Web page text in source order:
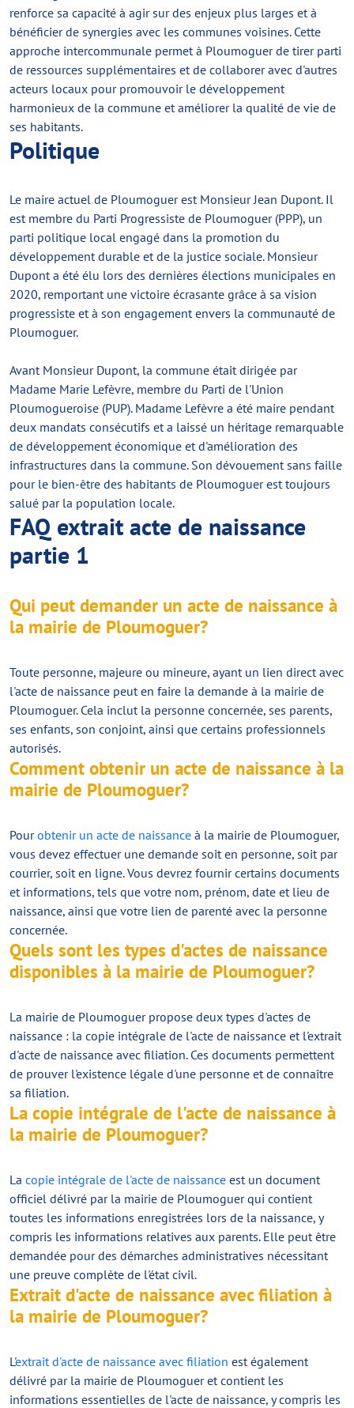
renforce sa capacité à agir sur des enjeux plus larges et à
bénéficier de synergies avec les communes voisines. Cette
approche intercommunale permet à Ploumoguer de tirer parti
de ressources supplémentaires et de collaborer avec d'autres
acteurs locaux pour promouvoir le développement
harmonieux de la commune et améliorer la qualité de vie de
ses habitants.
Politique
Le maire actuel de Ploumoguer est Monsieur Jean Dupont. Il
est membre du Parti Progressiste de Ploumoguer (PPP), un
parti politique local engagé dans la promotion du
développement durable et de la justice sociale. Monsieur
Dupont a été élu lors des dernières élections municipales en
2020, remportant une victoire écrasante grâce à sa vision
progressiste et à son engagement envers la communauté de
Ploumoguer.
Avant Monsieur Dupont, la commune était dirigée par
Madame Marie Lefèvre, membre du Parti de l'Union
Ploumogueroise (PUP). Madame Lefèvre a été maire pendant
deux mandats consécutifs et a laissé un héritage remarquable
de développement économique et d'amélioration des
infrastructures dans la commune. Son dévouement sans faille
pour le bien-être des habitants de Ploumoguer est toujours
salué par la population locale.
FAQ extrait acte de naissance
partie 1
Qui peut demander un acte de naissance à
la mairie de Ploumoguer?
Toute personne, majeure ou mineure, ayant un lien direct avec
l'acte de naissance peut en faire la demande à la mairie de
Ploumoguer. Cela inclut la personne concernée, ses parents,
ses enfants, son conjoint, ainsi que certains professionnels
autorisés.
Comment obtenir un acte de naissance à la
mairie de Ploumoguer?
Pourobtenir un acte de naissance à la mairie de Ploumoguer,
vous devez effectuer une demande soit en personne, soit par
courrier, soit en ligne. Vous devrez fournir certains documents
et informations, tels que votre nom, prénom, date et lieu de
naissance, ainsi que votre lien de parenté avec la personne
concernée.
Quels sont les types d'actes de naissance
disponibles à la mairie de Ploumoguer?
La mairie de Ploumoguer propose deux types d'actes de
naissance : la copie intégrale de l'acte de naissance et l'extrait
d'acte de naissance avec filiation. Ces documents permettent
de prouver l'existence légale d'une personne et de connaître
sa filiation.
La copie intégrale de l'acte de naissance à
la mairie de Ploumoguer?
La copie intégrale de l'acte de naissance est un document
officiel délivré par la mairie de Ploumoguer qui contient
toutes les informations enregistrées lors de la naissance, y
compris les informations relatives aux parents. Elle peut être
demandée pour des démarches administratives nécessitant
une preuve complète de l'état civil.
Extrait d'acte de naissance avec filiation à
la mairie de Ploumoguer?
L'extrait d'acte de naissance avec filiation est également
délivré par la mairie de Ploumoguer et contient les
informations essentielles de l'acte de naissance, y compris les